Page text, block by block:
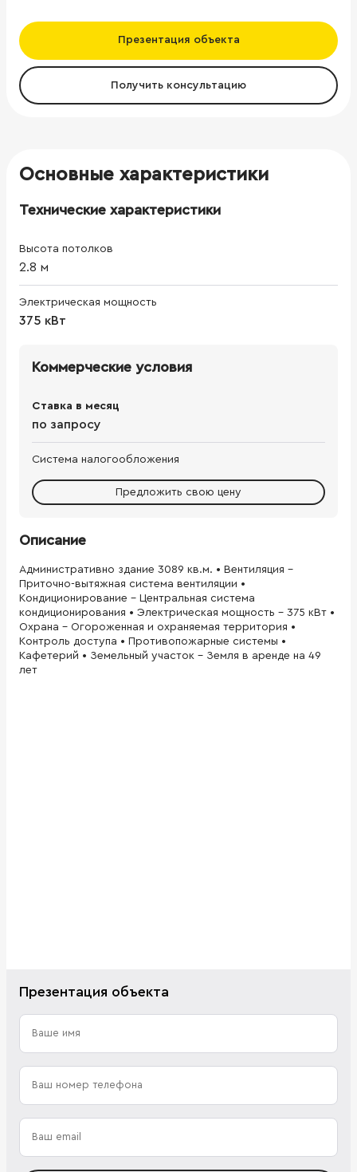
Презентация объекта
Получить консультацию
Основные характеристики
Технические характеристики
Высота потолков
2.8 м
Электрическая мощность
375 кВт
Коммерческие условия
Ставка в месяц
по запросу
Система налогообложения
Предложить свою цену
Описание
Административно здание 3089 кв.м. • Вентиляция -
Приточно-вытяжная система вентиляции •
Кондиционирование - Центральная система
кондиционирования • Электрическая мощность - 375 кВт •
Охрана - Огороженная и охраняемая территория •
Контроль доступа • Противопожарные системы •
Кафетерий • Земельный участок - Земля в аренде на 49
лет
Презентация объекта